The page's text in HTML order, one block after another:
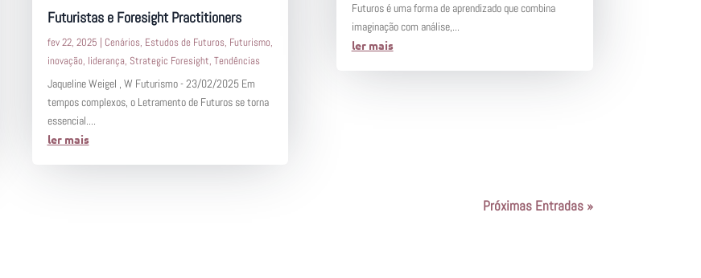
Futuristas e Foresight Practitioners
fev 22, 2025 | Cenários, Estudos de Futuros, Futurismo,
inovação, liderança, Strategic Foresight, Tendências
Jaqueline Weigel , W Futurismo - 23/02/2025 Em
tempos complexos, o Letramento de Futuros se torna
essencial....
ler mais
Futuros é uma forma de aprendizado que combina
imaginação com análise,...
ler mais
Próximas Entradas »